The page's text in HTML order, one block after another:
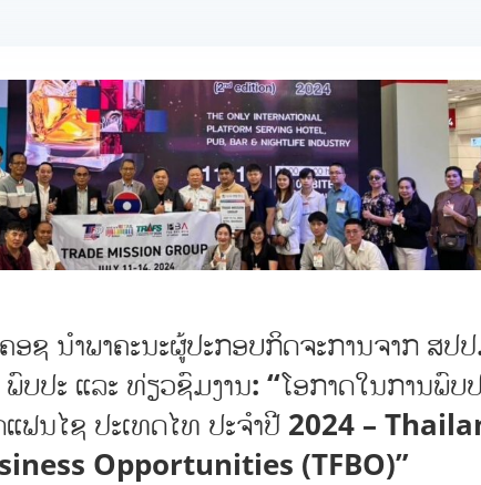
ຊ ນຳພາຄະນະຜູ້ປະກອບກິດຈະການຈາກ ສປປ
ພົບປະ ແລະ ທ່ຽວຊົມງານ: “ໂອກາດໃນການພົ
ຟນໄຊ ປະເທດໄທ ປະຈຳປີ 2024 –
Opportunities (TFBO)”